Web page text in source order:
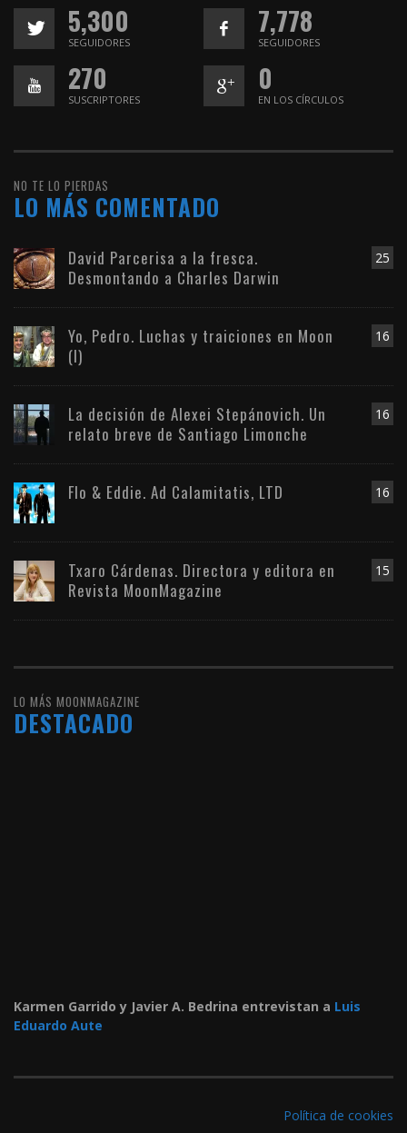
5,300
SEGUIDORES
7,778
SEGUIDORES
270
SUSCRIPTORES
0
EN LOS CÍRCULOS
NO TE LO PIERDAS
LO MÁS COMENTADO
25
David Parcerisa a la fresca.
Desmontando a Charles Darwin
16
Yo, Pedro. Luchas y traiciones en Moon
(I)
16
La decisión de Alexei Stepánovich. Un
relato breve de Santiago Limonche
16
Flo & Eddie. Ad Calamitatis, LTD
15
Txaro Cárdenas. Directora y editora en
Revista MoonMagazine
LO MÁS MOONMAGAZINE
DESTACADO
Karmen Garrido y Javier A. Bedrina entrevistan a Luis
Eduardo Aute
Política de cookies